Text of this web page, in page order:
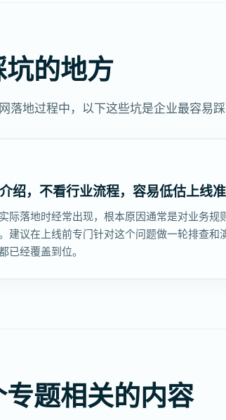
的地方
落地过程中，以下这些坑是企业最容易
绍，不看行业流程，容易低估上线
际落地时经常出现，根本原因通常是对业务规
建议在上线前专门针对这个问题做一轮排查和
已经覆盖到位。
题相关的内容